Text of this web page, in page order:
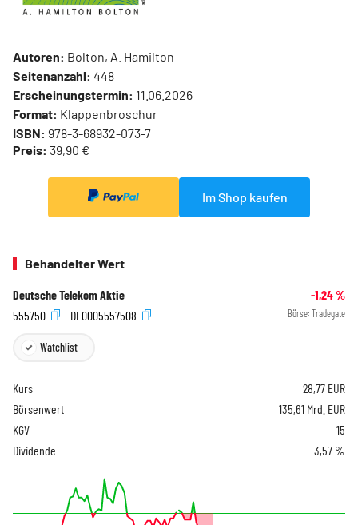
Autoren: Bolton, A. Hamilton
Seitenanzahl: 448
Erscheinungstermin: 11.06.2026
Format: Klappenbroschur
ISBN: 978-3-68932-073-7
Preis: 39,90 €
Im Shop kaufen
Behandelter Wert
Deutsche Telekom Aktie -1,24%
555750
DE0005557508 Börse: Tradegate
Watchlist
Kurs 28,77 EUR
Börsenwert
135,61 Mrd. EUR
KGV
15
Dividende
3,57 %